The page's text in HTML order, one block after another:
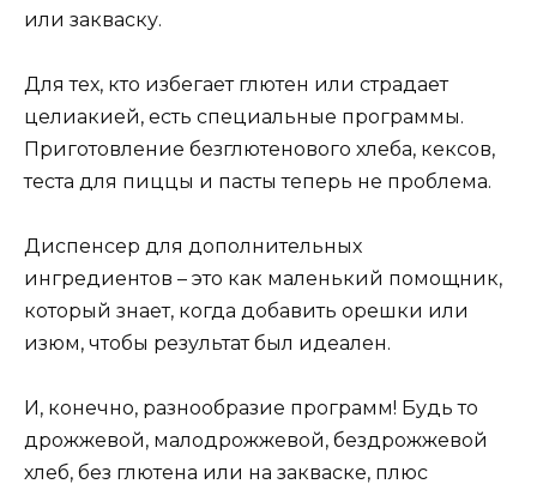
или закваску.
Для тех, кто избегает глютен или страдает
целиакией, есть специальные программы.
Приготовление безглютенового хлеба, кексов,
теста для пиццы и пасты теперь не проблема.
Диспенсер для дополнительных
ингредиентов – это как маленький помощник,
который знает, когда добавить орешки или
изюм, чтобы результат был идеален.
И, конечно, разнообразие программ! Будь то
дрожжевой, малодрожжевой, бездрожжевой
хлеб, без глютена или на закваске, плюс